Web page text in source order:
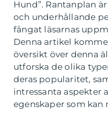
Hund”. Rantanplan
och underhållande
fångat läsarnas
Denna artikel
översikt över denna
utforska de olika
deras popularitet,
intressanta aspekter
egenskaper som kan